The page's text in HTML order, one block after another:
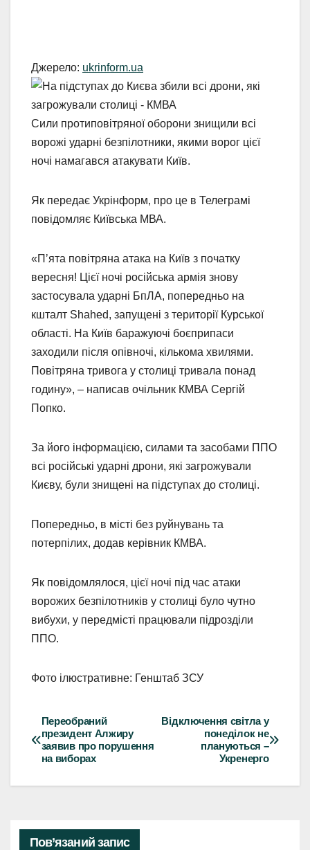
Джерело: ukrinform.ua
Сили протиповітряної оборони знищили всі
ворожі ударні безпілотники, якими ворог цієї
ночі намагався атакувати Київ.
Як передає Укрінформ, про це в Телеграмі
повідомляє Київська МВА.
«Пʼята повітряна атака на Київ з початку
вересня! Цієї ночі російська армія знову
застосувала ударні БпЛА, попередньо на
кшталт Shahed, запущені з території Курської
області. На Київ баражуючі боєприпаси
заходили після опівночі, кількома хвилями.
Повітряна тривога у столиці тривала понад
годину», – написав очільник КМВА Сергій
Попко.
За його інформацією, силами та засобами ППО
всі російські ударні дрони, які загрожували
Києву, були знищені на підступах до столиці.
Попередньо, в місті без руйнувань та
потерпілих, додав керівник КМВА.
Як повідомлялося, цієї ночі під час атаки
ворожих безпілотників у столиці було чутно
вибухи, у передмісті працювали підрозділи
ППО.
Фото ілюстративне: Генштаб ЗСУ
Навігація
записів
Відключення світла у
понеділок не
плануються –
Укренерго
Переобраний
президент Алжиру
заявив про порушення
на виборах
Пов’язаний запис